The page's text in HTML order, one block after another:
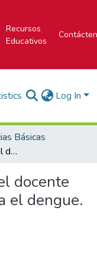
Recursos
Educativos
Log In
Básicas
Libro de actividad para el docente que quiere luchar contra el dengue.
docente
el dengue.